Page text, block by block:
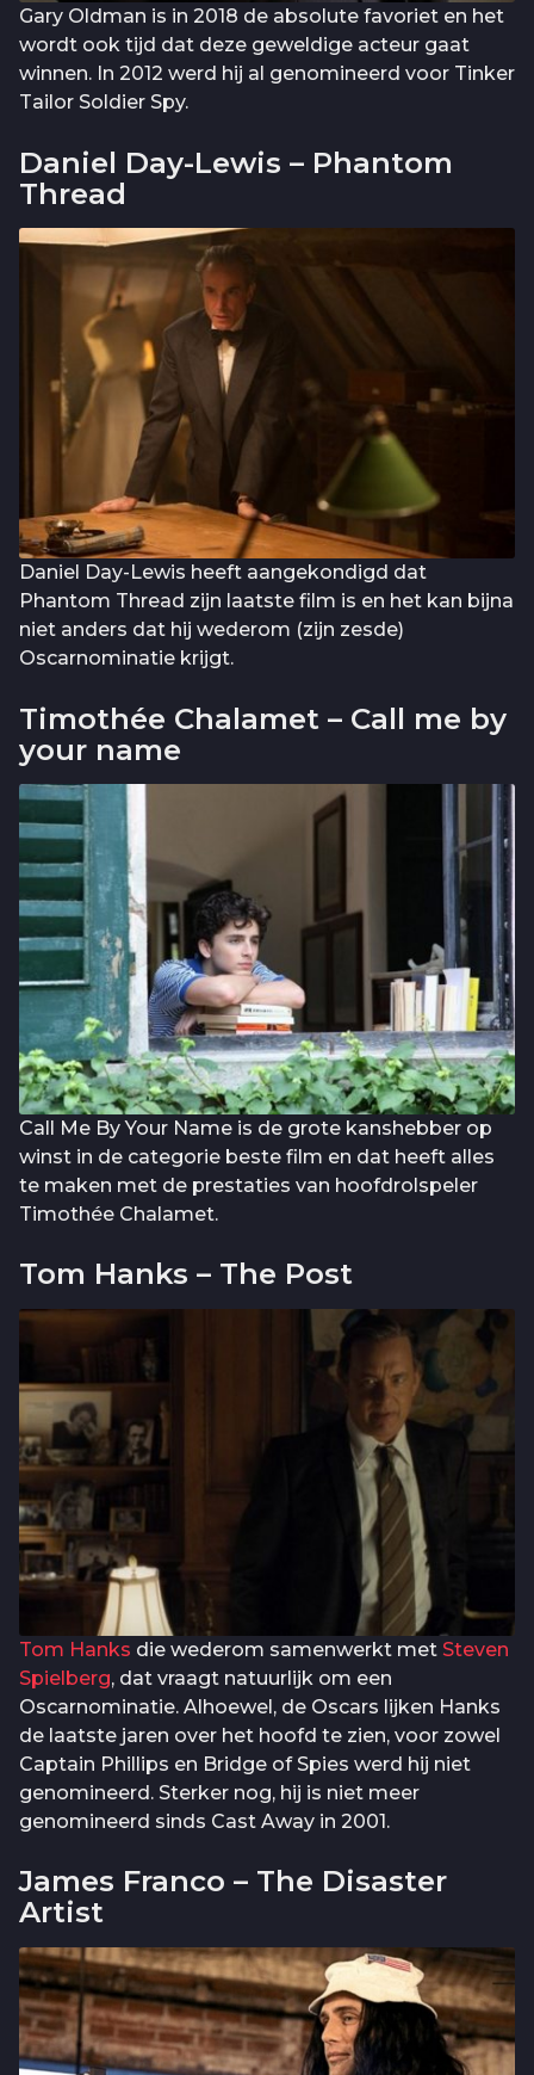
Gary Oldman is in 2018 de absolute favoriet en het
wordt ook tijd dat deze geweldige acteur gaat
winnen. In 2012 werd hij al genomineerd voor Tinker
Tailor Soldier Spy.
Daniel Day-Lewis – Phantom
Thread
Daniel Day-Lewis heeft aangekondigd dat
Phantom Thread zijn laatste film is en het kan bijna
niet anders dat hij wederom (zijn zesde)
Oscarnominatie krijgt.
Timothée Chalamet – Call me by
your name
Call Me By Your Name is de grote kanshebber op
winst in de categorie beste film en dat heeft alles
te maken met de prestaties van hoofdrolspeler
Timothée Chalamet.
Tom Hanks – The Post
Tom Hanks die wederom samenwerkt met Steven
Spielberg, dat vraagt natuurlijk om een
Oscarnominatie. Alhoewel, de Oscars lijken Hanks
de laatste jaren over het hoofd te zien, voor zowel
Captain Phillips en Bridge of Spies werd hij niet
genomineerd. Sterker nog, hij is niet meer
genomineerd sinds Cast Away in 2001.
James Franco – The Disaster
Artist